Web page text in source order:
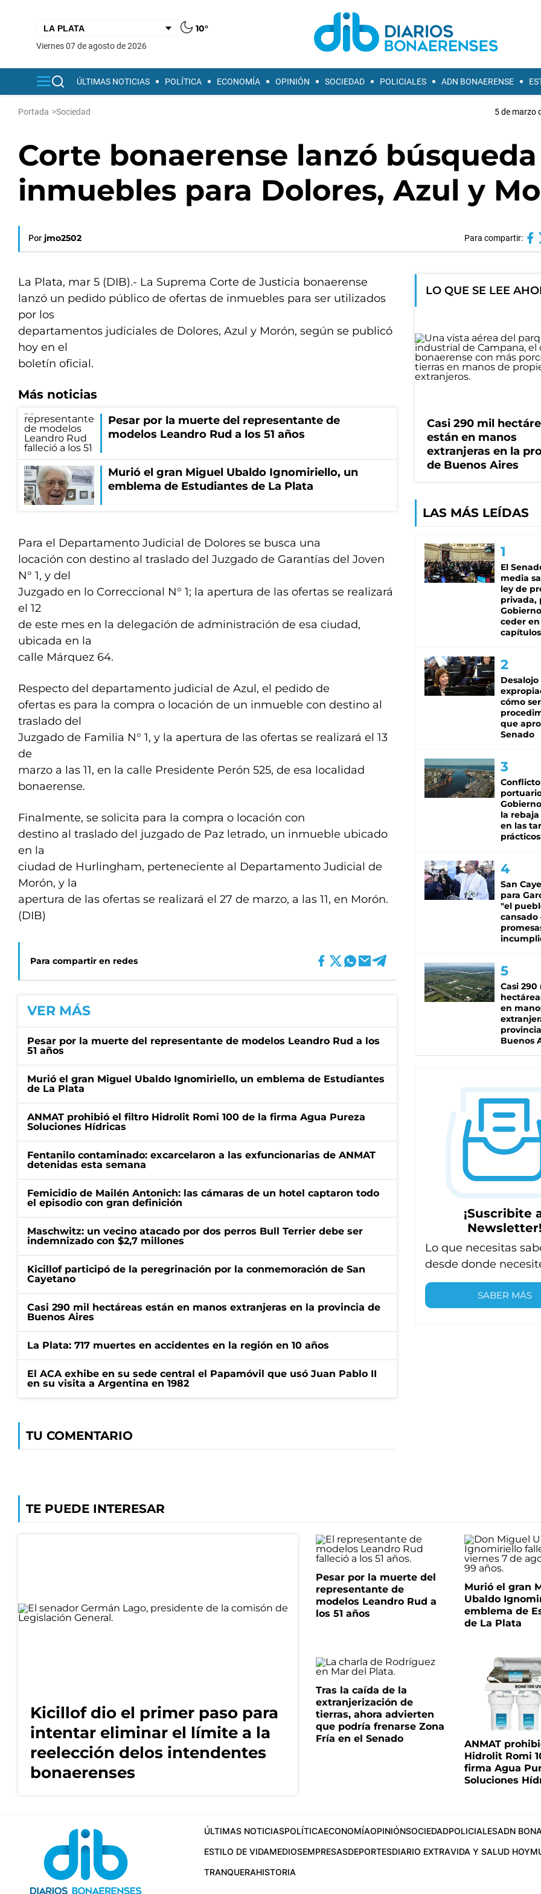
10°
viernes 07 de agosto de 2026
ÚLTIMAS NOTICIAS POLÍTICA ECONOMÍA OPINIÓN SOCIEDAD POLICIALES ADN BONAERENSE
Portada >Sociedad 5 de marzo
Corte bonaerense lanzó
inmuebles para Dolores, Azul y
Por jmo2502 Para compartir:
La Plata, mar 5 (DIB).- La Suprema Corte de Justicia bonaerense
lanzó un pedido público de ofertas de inmuebles para ser utilizados
por los
departamentos judiciales de Dolores, Azul y Morón, según se publicó
hoy en el
boletín oficial.
Más noticias
Pesar por la muerte del representante de
modelos Leandro Rud a los 51 años
Murió el gran Miguel Ubaldo Ignomiriello, un
emblema de Estudiantes de La Plata
Para el Departamento Judicial de Dolores se busca una
locación con destino al traslado del Juzgado de Garantías del Joven
N° 1, y del
Juzgado en lo Correccional N° 1; la apertura de las ofertas se realizará
el 12
de este mes en la delegación de administración de esa ciudad,
ubicada en la
calle Márquez 64.
Respecto del departamento judicial de Azul, el pedido de
ofertas es para la compra o locación de un inmueble con destino al
traslado del
Juzgado de Familia N° 1, y la apertura de las ofertas se realizará el 13
de
marzo a las 11, en la calle Presidente Perón 525, de esa localidad
bonaerense.
Finalmente, se solicita para la compra o locación con
destino al traslado del juzgado de Paz letrado, un inmueble ubicado
en la
ciudad de Hurlingham, perteneciente al Departamento Judicial de
Morón, y la
apertura de las ofertas se realizará el 27 de marzo, a las 11, en Morón.
(DIB)
Para compartir en redes
VER MÁS
Pesar por la muerte del representante de modelos Leandro Rud a los
51 años
Murió el gran Miguel Ubaldo Ignomiriello, un emblema de Estudiantes
de La Plata
ANMAT prohibió el filtro Hidrolit Romi 100 de la firma Agua Pureza
Soluciones Hídricas
Fentanilo contaminado: excarcelaron a las exfuncionarias de ANMAT
detenidas esta semana
Femicidio de Mailén Antonich: las cámaras de un hotel captaron todo
el episodio con gran definición
Maschwitz: un vecino atacado por dos perros Bull Terrier debe ser
indemnizado con $2,7 millones
Kicillof participó de la peregrinación por la conmemoración de San
Cayetano
Casi 290 mil hectáreas están en manos extranjeras en la provincia de
Buenos Aires
La Plata: 717 muertes en accidentes en la región en 10 años
El ACA exhibe en su sede central el Papamóvil que usó Juan Pablo II
en su visita a Argentina en 1982
TU COMENTARIO
LO QUE SE LEE
Casi 290 mil
están en manos
extranjeras en la
de Buenos Aires
LAS MÁS LEÍDAS
El
media
ley de
privada,
ceder
capítulos
cómo
que
Senado
Conflicto
la rebaja
en las
prácticos
San
para
"el
cansado
Casi 290
en
Buenos
¡Suscribite
Newsletter!
Lo que necesitas
desde donde
SABER MÁS
TE PUEDE INTERESAR
Kicillof dio el primer paso para
intentar eliminar el límite a la
reelección delos intendentes
bonaerenses
Pesar por la muerte del
representante de
modelos Leandro Rud a
los 51 años
Murió el gran
Ubaldo
emblema de
de La Plata
Tras la caída de la
extranjerización de
tierras, ahora advierten
que podría frenarse Zona
Fría en el Senado
ANMAT
Hidrolit Romi
firma Agua
Soluciones
ÚLTIMAS NOTICIASPOLÍTICAECONOMÍAOPINIÓNSOCIEDADPOLICIALESADN
ESTILO DE VIDAMEDIOSEMPRESASDEPORTESDIARIO EXTRAVIDA Y SALUD HOY
TRANQUERAHISTORIA